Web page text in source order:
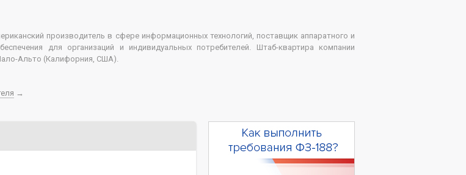
производитель в сфере информационных технологий, поставщик аппаратного и
для организаций и индивидуальных потребителей. Штаб-квартира компании
Альто (Калифорния, США).
→